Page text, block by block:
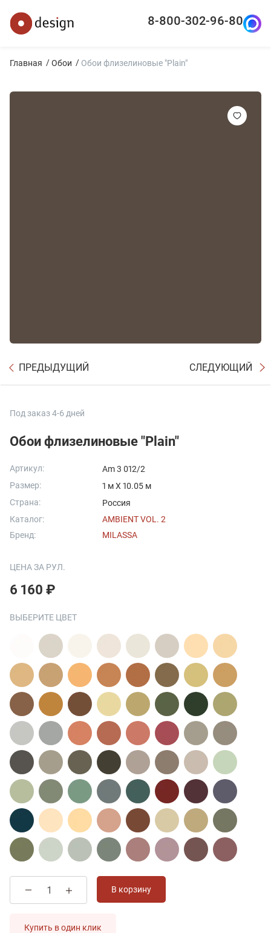
8-800-302-96-80
Главная Обои Обои флизелиновые "Plain"
ПРЕДЫДУЩИЙ СЛЕДУЮЩИЙ
Под заказ 4-6 дней
Обои флизелиновые "Plain"
Артикул:
Am 3 012/2
Размер:
1 м X 10.05 м
Страна:
Россия
Каталог:
AMBIENT VOL. 2
Бренд:
MILASSA
ЦЕНА ЗА РУЛ.
6 160 ₽
ВЫБЕРИТЕ ЦВЕТ
В корзину
Купить в один клик